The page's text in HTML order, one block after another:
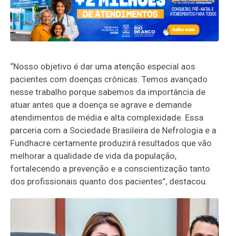
“Nosso objetivo é dar uma atenção especial aos
pacientes com doenças crônicas. Temos avançado
nesse trabalho porque sabemos da importância de
atuar antes que a doença se agrave e demande
atendimentos de média e alta complexidade. Essa
parceria com a Sociedade Brasileira de Nefrologia e a
Fundhacre certamente produzirá resultados que vão
melhorar a qualidade de vida da população,
fortalecendo a prevenção e a conscientização tanto
dos profissionais quanto dos pacientes”, destacou.